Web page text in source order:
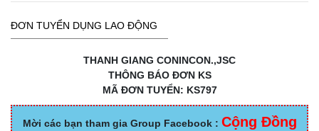
ĐƠN TUYỂN DỤNG LAO ĐỘNG
THANH GIANG CONINCON.,JSC
THÔNG BÁO ĐƠN KS
MÃ ĐƠN TUYỂN: KS797
Mời các bạn tham gia Group Facebook : Cộng Đồng